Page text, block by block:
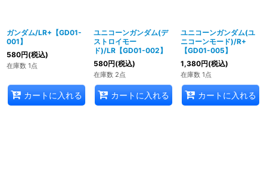
ガンダム/LR+【GD01-
001】
580円(税込)
在庫数 1点
カートに入れる
ユニコーンガンダム(デ
ストロイモー
ド)/LR【GD01-002】
580円(税込)
在庫数 2点
カートに入れる
ユニコーンガンダム(ユ
ニコーンモード)/R+
【GD01-005】
1,380円(税込)
在庫数 1点
カートに入れる